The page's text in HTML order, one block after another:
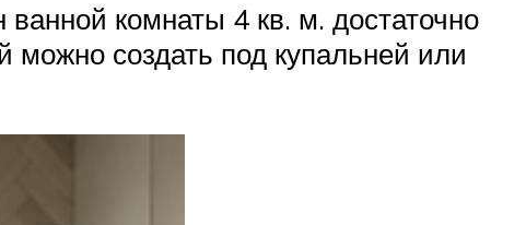
комнаты 4 кв. м. достаточно
создать под купальней или